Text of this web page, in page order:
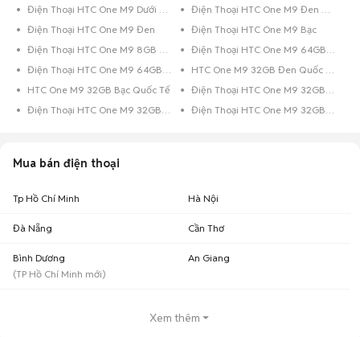
Điện Thoại HTC One M9 Dưới 8GB Bạc
Điện Thoại HTC One M9 Đen Bóng
Điện Thoại HTC One M9 Đen
Điện Thoại HTC One M9 Bạc
Điện Thoại HTC One M9 8GB Vàng
Điện Thoại HTC One M9 64GB Xám
Điện Thoại HTC One M9 64GB Vàng
HTC One M9 32GB Đen Quốc Tế
HTC One M9 32GB Bạc Quốc Tế
Điện Thoại HTC One M9 32GB Xanh Dương
Điện Thoại HTC One M9 32GB Xám
Điện Thoại HTC One M9 32GB Vàng Hồng
Mua bán điện thoại
Tp Hồ Chí Minh Hà Nội
Đà Nẵng Cần Thơ
Bình Dương
(TP Hồ Chí Minh mới)
An Giang
Xem thêm